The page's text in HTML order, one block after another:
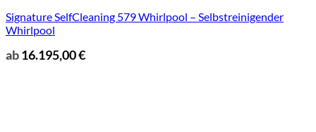
Signature SelfCleaning 579 Whirlpool – Selbstreinigender
Whirlpool
ab16.195,00€